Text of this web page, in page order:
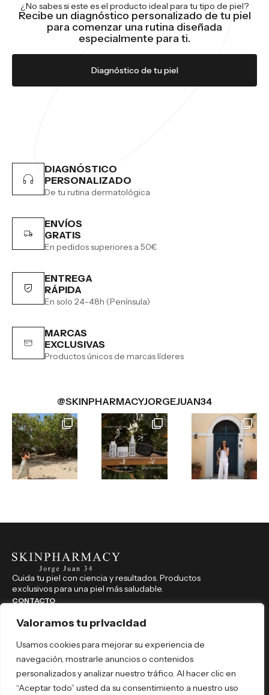
Valoramos tu privacidad
Usamos cookies para mejorar su experiencia de
navegación, mostrarle anuncios o contenidos
personalizados y analizar nuestro tráfico. Al hacer clic en
“Aceptar todo” usted da su consentimiento a nuestro uso
¿No sabes si este es el producto ideal para tu tipo de piel?
Recibe un diagnóstico personalizado de tu piel
para comenzar una rutina diseñada
especialmente para ti.
Diagnóstico de tu piel
DIAGNÓSTICO
PERSONALIZADO
De tu rutina dermatológica
ENVÍOS
GRATIS
En pedidos superiores a 50€
ENTREGA
RÁPIDA
En solo 24-48h (Península)
MARCAS
EXCLUSIVAS
Productos únicos de marcas líderes
@SKINPHARMACYJORGEJUAN34
Cuida tu piel con ciencia y resultados. Productos
exclusivos para una piel más saludable.
CONTACTO
farmaciajorgejuan34@hotmail.com
Jorge Juan, 34, Madrid (Madrid), 28001
REDES SOCIALES
skinpharmacyjorgejuan34